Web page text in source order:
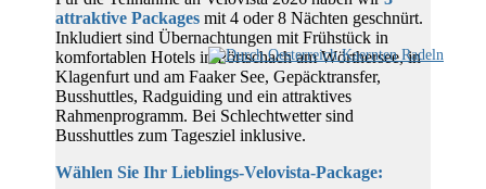
attraktive Packagesmit 4 oder 8 Nächten geschnürt.
Inkludiert sind Übernachtungen mit Frühstück in
komfortablen Hotels in Pörtschach am Wörthersee, in
Klagenfurt und am Faaker See, Gepäcktransfer,
Busshuttles, Radguiding und ein attraktives
Rahmenprogramm. Bei Schlechtwetter sind
Busshuttles zum Tagesziel inklusive.
Wählen Sie Ihr Lieblings-Velovista-Package: